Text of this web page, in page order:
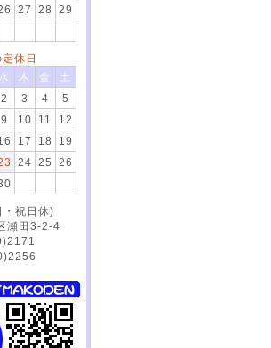
27 28
29
休日
水 木 金
土
2 3 4
5
9 10 11
12
17 18
19
24 25
26
祝日休)
瀬田3-2-4